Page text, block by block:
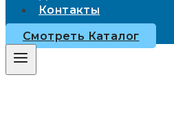
Контакты
Смотреть Каталог